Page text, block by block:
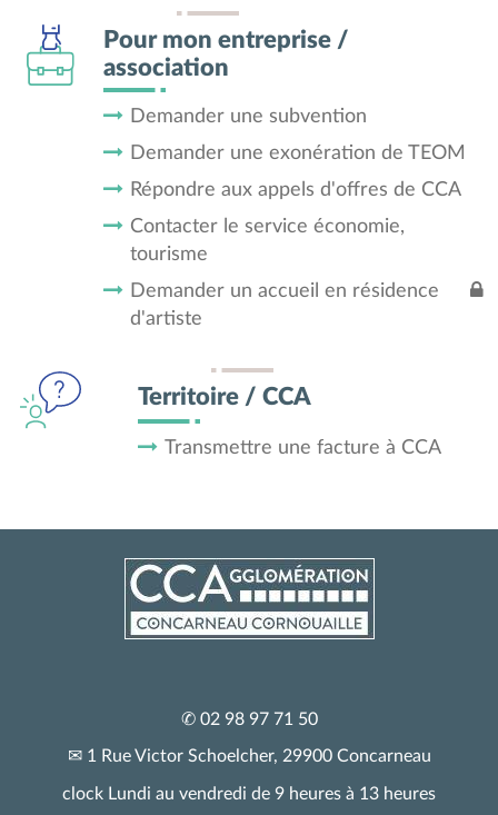
Pour mon entreprise /
association
Demander une subvention
Demander une exonération de TEOM
Répondre aux appels d'offres de CCA
Contacter le service économie,
tourisme
Demander un accueil en résidence
d'artiste
Territoire / CCA
Transmettre une facture à CCA
✆ 02 98 97 71 50
✉ 1 Rue Victor Schoelcher, 29900 Concarneau
clock Lundi au vendredi de 9 heures à 13 heures